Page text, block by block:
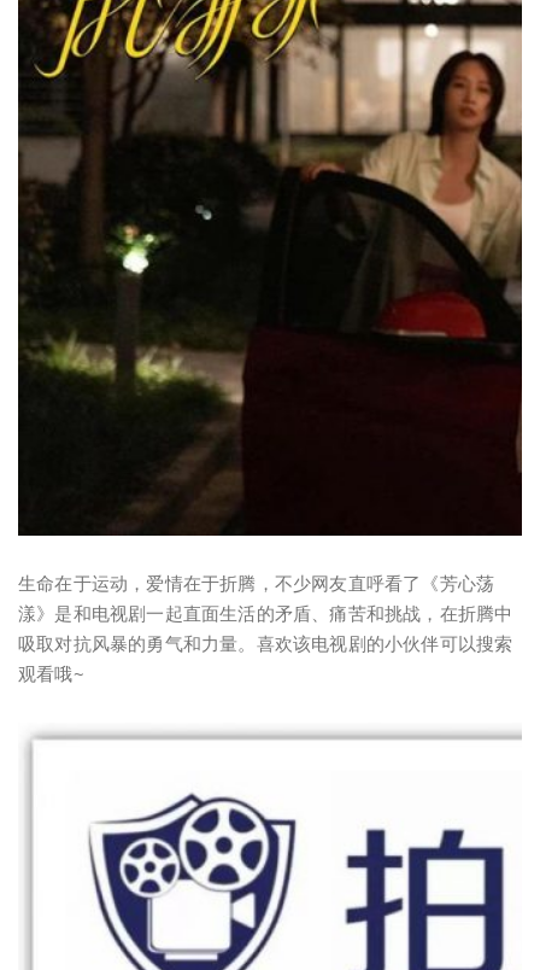
生命在于运动，爱情在于折腾，不少网友直呼看了《芳心荡
漾》是和电视剧一起直面生活的矛盾、痛苦和挑战，在折腾中
吸取对抗风暴的勇气和力量。喜欢该电视剧的小伙伴可以搜索
观看哦~